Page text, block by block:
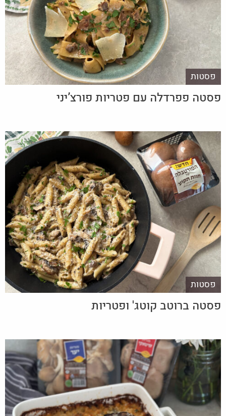
פסטות
פסטה פפרדלה עם פטריות פורצ’יני
פסטות
פסטה ברוטב קוטג' ופטריות